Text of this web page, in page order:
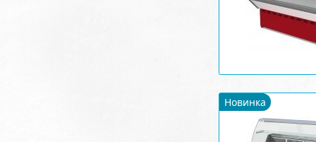
Новинка